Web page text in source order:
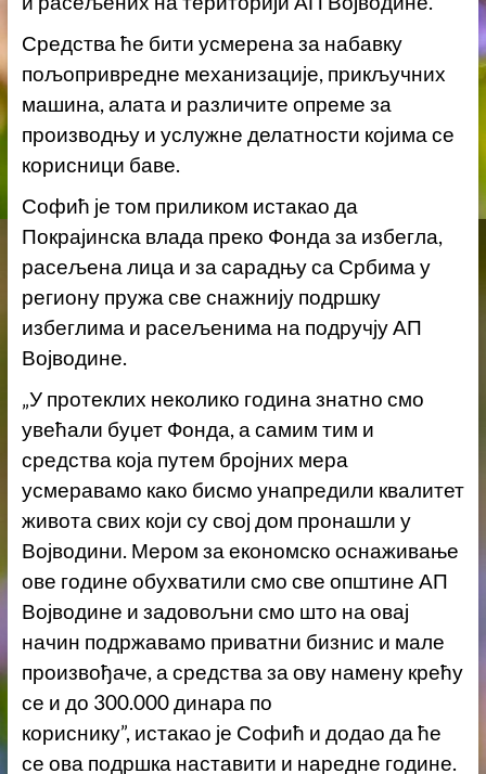
Средства ће бити усмерена за набавку
пољопривредне механизације, прикључних
машина, алата и различите опреме за
производњу и услужне делатности којима се
корисници баве.
Софић је том приликом истакао да
Покрајинска влада преко Фонда за избегла,
расељена лица и за сарадњу са Србима у
региону пружа све снажнију подршку
избеглима и расељенима на подручју АП
Војводине.
„У протеклих неколико година знатно смо
увећали буџет Фонда, а самим тим и
средства која путем бројних мера
усмеравамо како бисмо унапредили квалитет
живота свих који су свој дом пронашли у
Војводини. Мером за економско оснаживање
ове године обухватили смо све општине АП
Војводине и задовољни смо што на овај
начин подржавамо приватни бизнис и мале
произвођаче, а средства за ову намену крећу
се и до 300.000 динара по
кориснику”, истакао је Софић и додао да ће
се ова подршка наставити и наредне године.